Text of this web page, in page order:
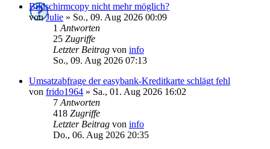
Bildschirmcopy nicht mehr möglich?
vonJulie » So., 09. Aug 2026 00:09
1 Antworten
25 Zugriffe
Letzter Beitrag von info
So., 09. Aug 2026 07:13
Umsatzabfrage der easybank-Kreditkarte schlägt fehl
von frido1964 » Sa., 01. Aug 2026 16:02
7 Antworten
418 Zugriffe
Letzter Beitrag von info
Do., 06. Aug 2026 20:35